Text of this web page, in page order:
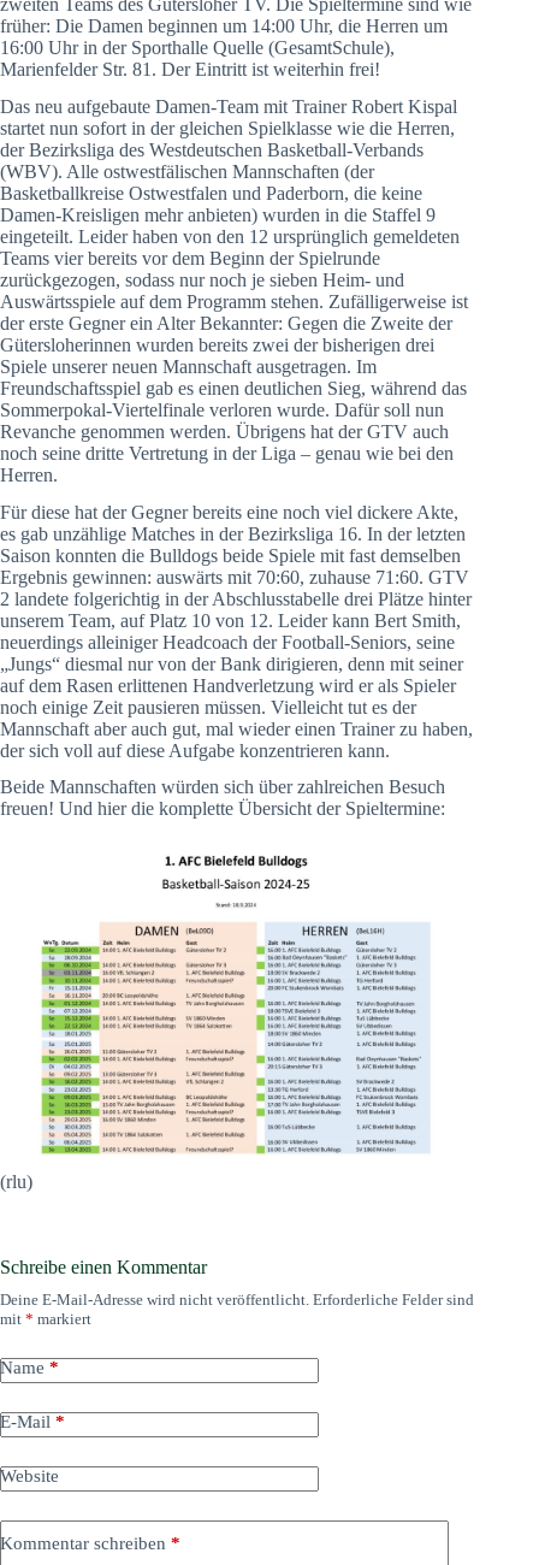
zweiten Teams des Gütersloher TV. Die Spieltermine sind wie
früher: Die Damen beginnen um 14:00 Uhr, die Herren um
16:00 Uhr in der Sporthalle Quelle (GesamtSchule),
Marienfelder Str. 81. Der Eintritt ist weiterhin frei!
Das neu aufgebaute Damen-Team mit Trainer Robert Kispal
startet nun sofort in der gleichen Spielklasse wie die Herren,
der Bezirksliga des Westdeutschen Basketball-Verbands
(WBV). Alle ostwestfälischen Mannschaften (der
Basketballkreise Ostwestfalen und Paderborn, die keine
Damen-Kreisligen mehr anbieten) wurden in die Staffel 9
eingeteilt. Leider haben von den 12 ursprünglich gemeldeten
Teams vier bereits vor dem Beginn der Spielrunde
zurückgezogen, sodass nur noch je sieben Heim- und
Auswärtsspiele auf dem Programm stehen. Zufälligerweise ist
der erste Gegner ein Alter Bekannter: Gegen die Zweite der
Gütersloherinnen wurden bereits zwei der bisherigen drei
Spiele unserer neuen Mannschaft ausgetragen. Im
Freundschaftsspiel gab es einen deutlichen Sieg, während das
Sommerpokal-Viertelfinale verloren wurde. Dafür soll nun
Revanche genommen werden. Übrigens hat der GTV auch
noch seine dritte Vertretung in der Liga – genau wie bei den
Herren.
Für diese hat der Gegner bereits eine noch viel dickere Akte,
es gab unzählige Matches in der Bezirksliga 16. In der letzten
Saison konnten die Bulldogs beide Spiele mit fast demselben
Ergebnis gewinnen: auswärts mit 70:60, zuhause 71:60. GTV
2 landete folgerichtig in der Abschlusstabelle drei Plätze hinter
unserem Team, auf Platz 10 von 12. Leider kann Bert Smith,
neuerdings alleiniger Headcoach der Football-Seniors, seine
„Jungs“ diesmal nur von der Bank dirigieren, denn mit seiner
auf dem Rasen erlittenen Handverletzung wird er als Spieler
noch einige Zeit pausieren müssen. Vielleicht tut es der
Mannschaft aber auch gut, mal wieder einen Trainer zu haben,
der sich voll auf diese Aufgabe konzentrieren kann.
Beide Mannschaften würden sich über zahlreichen Besuch
freuen! Und hier die komplette Übersicht der Spieltermine:
(rlu)
Schreibe einen Kommentar
Deine E-Mail-Adresse wird nicht veröffentlicht. Erforderliche Felder sind
mit * markiert
Name *
E-Mail *
Website
Kommentar schreiben *